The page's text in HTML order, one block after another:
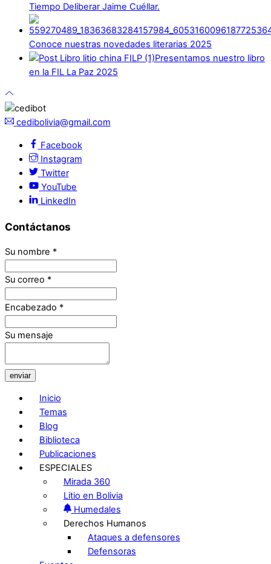
Tiempo Deliberar Jaime Cuéllar.
Conoce nuestras novedades literarias 2025
Presentamos nuestro libro
en la FIL La Paz 2025
cedibolivia@gmail.com
Facebook
Instagram
Twitter
YouTube
LinkedIn
Contáctanos
Su nombre *
Su correo *
Encabezado *
Su mensaje
enviar
Inicio
Temas
Blog
Biblioteca
Publicaciones
ESPECIALES
Mirada 360
Litio en Bolivia
Humedales
Derechos Humanos
Ataques a defensores
Defensoras